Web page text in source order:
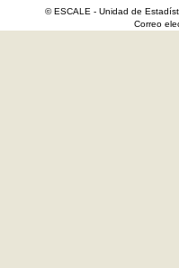
© ESCALE - Unidad de
Correo